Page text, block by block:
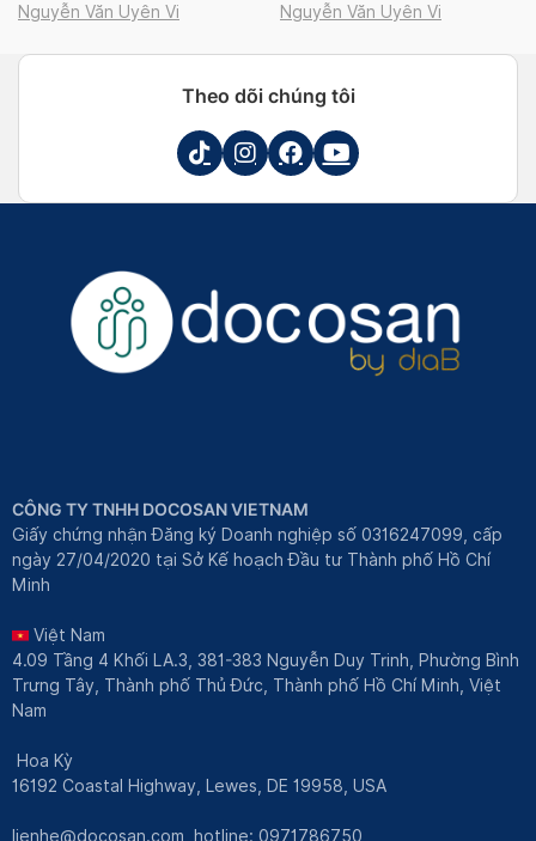
Nguyễn Văn Uyên Vi Nguyễn Văn Uyên Vi
Theo dõi chúng tôi
CÔNG TY TNHH DOCOSAN VIETNAM
Giấy chứng nhận Đăng ký Doanh nghiệp số 0316247099, cấp
ngày 27/04/2020 tại Sở Kế hoạch Đầu tư Thành phố Hồ Chí
Minh
Việt Nam
4.09 Tầng 4 Khối LA.3, 381-383 Nguyễn Duy Trinh, Phường Bình
Trưng Tây, Thành phố Thủ Đức, Thành phố Hồ Chí Minh, Việt
Nam
Hoa Kỳ
16192 Coastal Highway, Lewes, DE 19958, USA
lienhe@docosan.com , hotline: 0971786750